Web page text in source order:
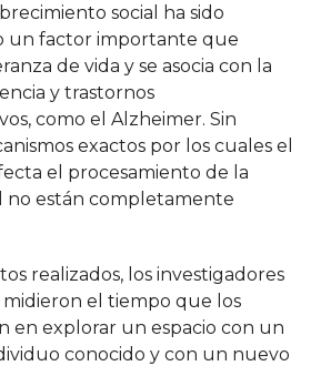
social ha sido
un factor importante que
de vida y se asocia con la
y trastornos
como el Alzheimer. Sin
exactos por los cuales el
el procesamiento de la
no están completamente
realizados, los investigadores
midieron el tiempo que los
en explorar un espacio con un
conocido y con un nuevo